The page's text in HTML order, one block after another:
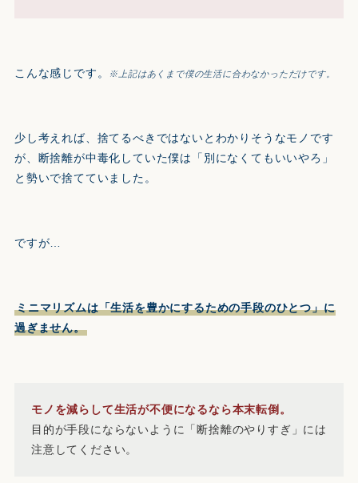
こんな感じです。 ※上記はあくまで僕の生活に合わなかっただけです。
少し考えれば、捨てるべきではないとわかりそうなモノです
が、断捨離が中毒化していた僕は「別になくてもいいやろ」
と勢いで捨てていました。
ですが…
ミニマリズムは「生活を豊かにするための手段のひとつ」に
過ぎません。
モノを減らして生活が不便になるなら本末転倒。
目的が手段にならないように「断捨離のやりすぎ」には
注意してください。